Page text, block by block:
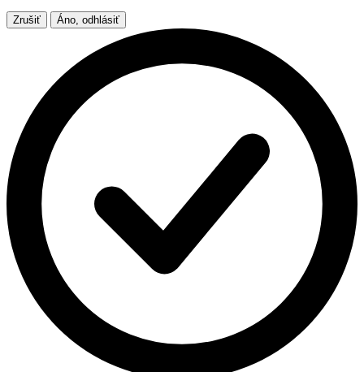
Zrušiť Áno, odhlásiť